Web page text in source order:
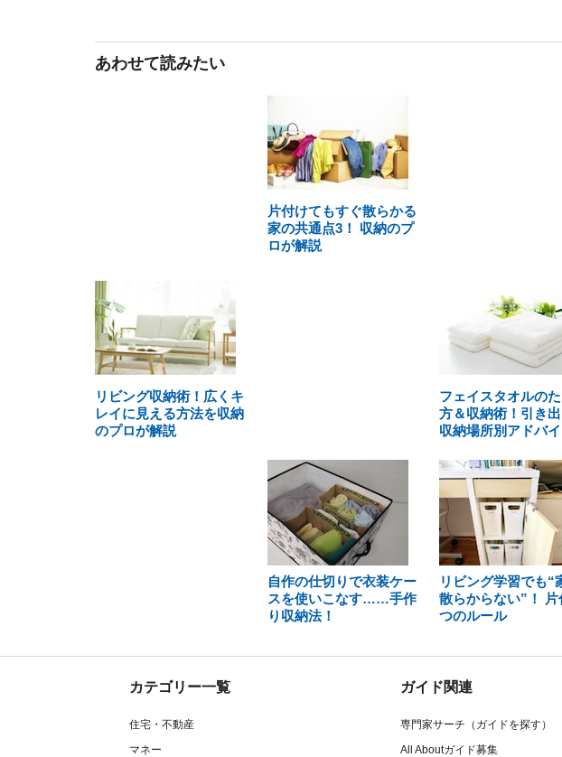
あわせて読みたい
片付けてもすぐ散らかる
家の共通点3！ 収納のプ
ロが解説
リビング収納術！広くキ
レイに見える方法を収納
のプロが解説
フェイスタオルの
方＆収納術！引き
収納場所別アドバ
自作の仕切りで衣装ケー
スを使いこなす……手作
り収納法！
リビング学習でも“
散らからない”！ 片
つのルール
カテゴリー一覧
住宅・不動産
マネー
ガイド関連
専門家サーチ（ガイドを探す）
All Aboutガイド募集